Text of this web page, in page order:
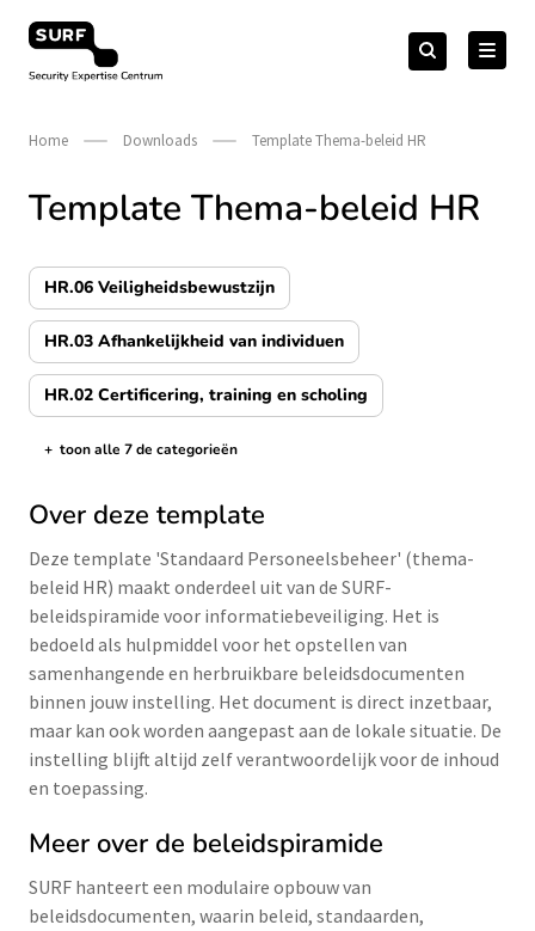
naar
Security Expertise Centrum – by SURF
Zoeken
naar:Zoeken
Home Downloads Template Thema-beleid HR
Template Thema-beleid HR
HR.06 Veiligheidsbewustzijn
HR.03 Afhankelijkheid van individuen
HR.02 Certificering, training en scholing
de categorieën tonen/verbergen
+ toon alle 7 de categorieën
Over deze template
Deze template 'Standaard Personeelsbeheer' (thema-
beleid HR) maakt onderdeel uit van de SURF-
beleidspiramide voor informatiebeveiliging. Het is
bedoeld als hulpmiddel voor het opstellen van
samenhangende en herbruikbare beleidsdocumenten
binnen jouw instelling. Het document is direct inzetbaar,
maar kan ook worden aangepast aan de lokale situatie. De
instelling blijft altijd zelf verantwoordelijk voor de inhoud
en toepassing.
Meer over de beleidspiramide
SURF hanteert een modulaire opbouw van
beleidsdocumenten, waarin beleid, standaarden,